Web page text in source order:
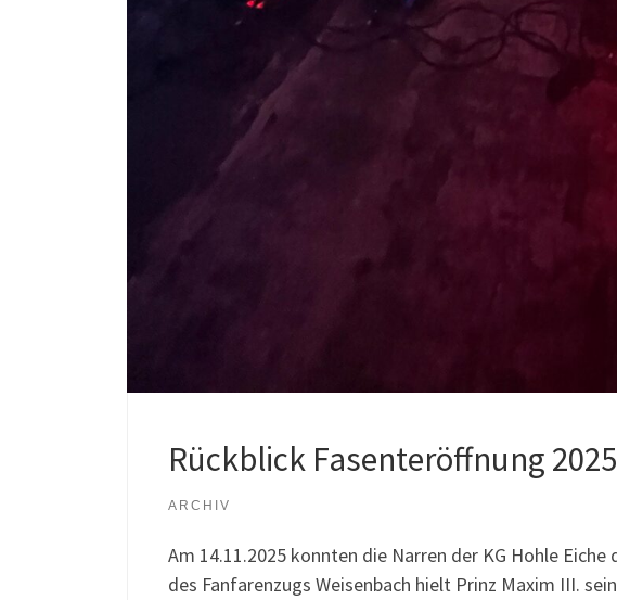
Rückblick Fasenteröffnung 2025
ARCHIV
Am 14.11.2025 konnten die Narren der KG Hohle
des Fanfarenzugs Weisenbach hielt Prinz Maxim III.